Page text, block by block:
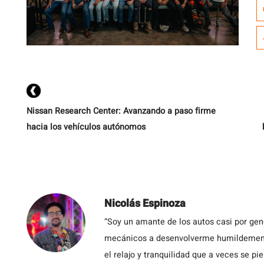
Nissan Research Center: Avanzando a paso firme
hacia los vehículos autónomos
Nicolás Espinoza
“Soy un amante de los autos casi por
mecánicos a desenvolverme
el relajo y tranquilidad que a veces se